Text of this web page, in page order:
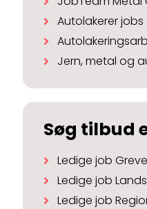
Autolakerer jobs
Jern, metal og
Søg tilbud
Ledige job Greve
Ledige job
Ledige job